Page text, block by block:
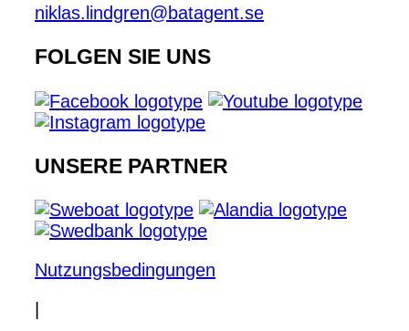
niklas.lindgren@batagent.se
FOLGEN SIE UNS
UNSERE PARTNER
Nutzungsbedingungen